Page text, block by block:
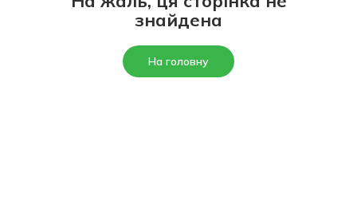
знайдена
На головну